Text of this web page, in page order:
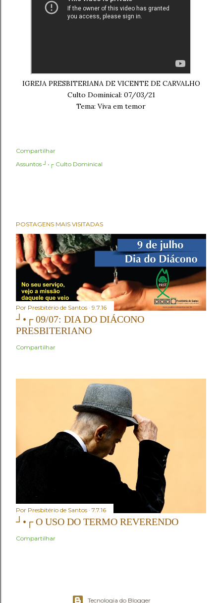
IGREJA PRESBITERIANA DE VICENTE DE CARVALHO
Culto Dominical: 07/03/21
Tema: Viva em temor
Compartilhar
Assuntos ┘•┌ Culto Dominical
POSTAGENS MAIS VISITADAS
Por Presbitério de Santos 9.7.16
┘•┌ 09/07: DIA DO DIÁCONO
PRESBITERIANO
Compartilhar
Por Presbitério de Santos 7.7.16
┘•┌ O USO DO TERMO REVERENDO
Compartilhar
Tecnologia do Blogger